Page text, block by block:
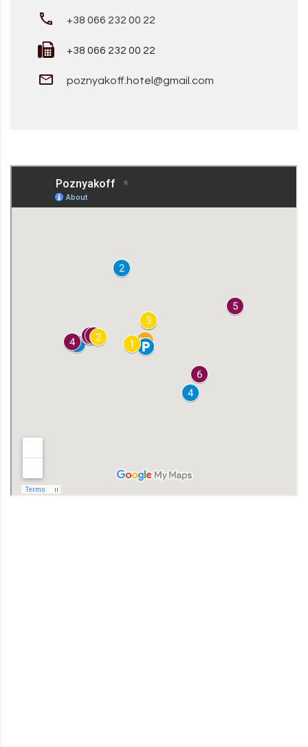
+38 066 232 00 22
+38 066 232 00 22
poznyakoff.hotel@gmail.com